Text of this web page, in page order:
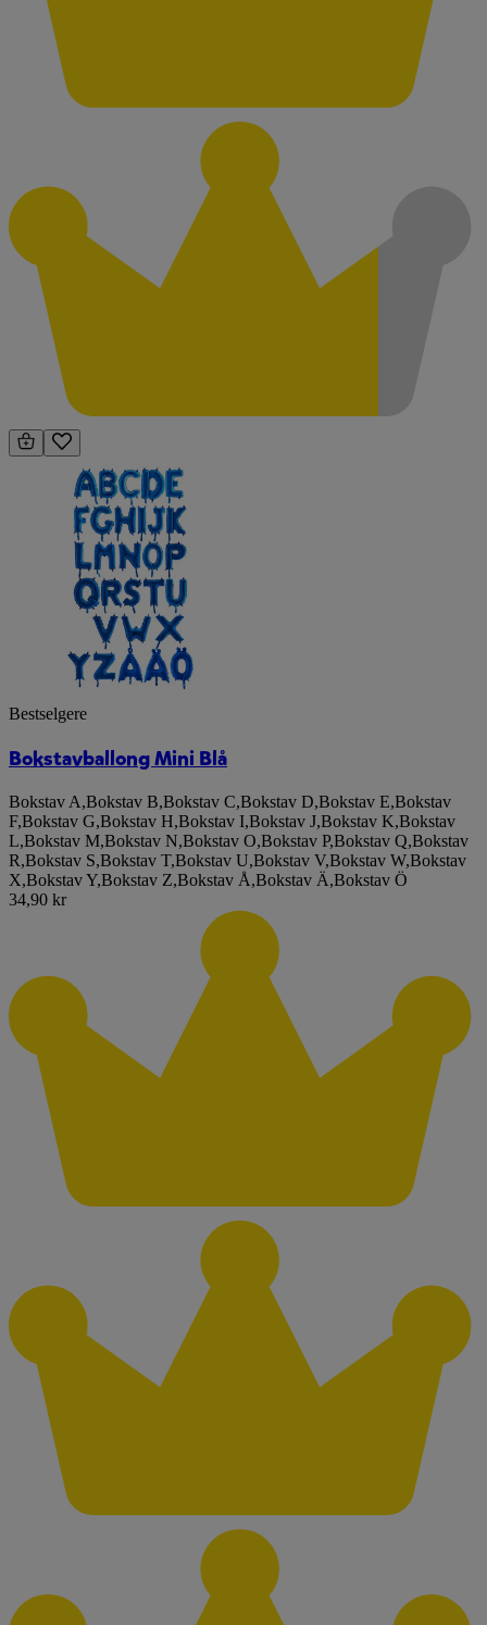
Bestselgere
Bokstavballong Mini Blå
Bokstav A,Bokstav B,Bokstav C,Bokstav D,Bokstav E,Bokstav
F,Bokstav G,Bokstav H,Bokstav I,Bokstav J,Bokstav K,Bokstav
L,Bokstav M,Bokstav N,Bokstav O,Bokstav P,Bokstav Q,Bokstav
R,Bokstav S,Bokstav T,Bokstav U,Bokstav V,Bokstav W,Bokstav
X,Bokstav Y,Bokstav Z,Bokstav Å,Bokstav Ä,Bokstav Ö
34,90 kr